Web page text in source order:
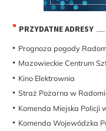
PRZYDATNE ADRESY
Prognoza pogody Radom
Mazowieckie Centrum
Kino Elektrownia
Straż Pożarna w
Komenda Miejska Policji
Komenda Wojewódzka